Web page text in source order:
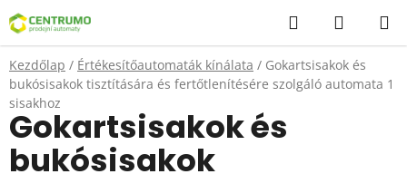
Ugrás
fő
tartalomhoz
KeresésKOSÁR
Kezdőlap / Értékesítőautomaták kínálata / Gokartsisakok és
bukósisakok tisztítására és fertőtlenítésére szolgáló automata 1
sisakhoz
Gokartsisakok és
bukósisakok